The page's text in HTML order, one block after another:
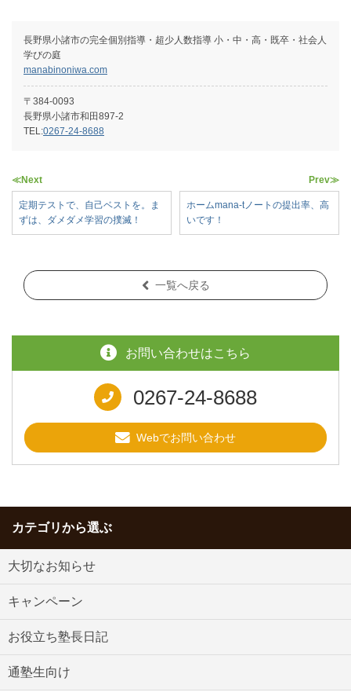
⻑野県⼩諸市の完全個別指導・超少⼈数指導 ⼩・中・⾼・既卒・社会⼈
学びの庭
manabinoniwa.com
〒384-0093
長野県小諸市和田897-2
TEL:0267-24-8688
≪Next
定期テストで、自己ベストを。ま
ずは、ダメダメ学習の撲滅！
Prev≫
ホームmana-tノートの提出率、高
いです！
一覧へ戻る
お問い合わせはこちら
0267-24-8688
Webでお問い合わせ
カテゴリから選ぶ
大切なお知らせ
キャンペーン
お役立ち塾長日記
通塾生向け